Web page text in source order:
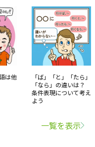
は他
「ば」「と」「たら」
「なら」の違いは？
条件表現について考え
よう
一覧を表示